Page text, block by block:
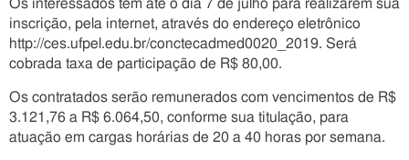
Os interessados têm até o dia 7 de julho para realizarem sua
inscrição, pela internet, através do endereço eletrônico
http://ces.ufpel.edu.br/conctecadmed0020_2019. Será
cobrada taxa de participação de R$ 80,00.
Os contratados serão remunerados com vencimentos de R$
3.121,76 a R$ 6.064,50, conforme sua titulação, para
atuação em cargas horárias de 20 a 40 horas por semana.